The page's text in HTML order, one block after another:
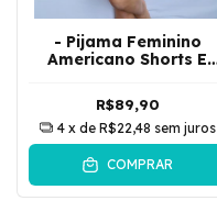
- Pijama Feminino
Americano Shorts E
| Azul
R$89,90
4 x de R$22,48 sem juros
COMPRAR